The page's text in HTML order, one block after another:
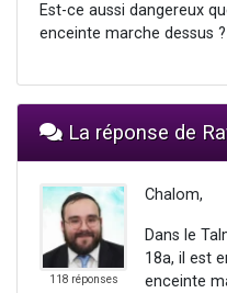
Est-ce aussi dangereux
enceinte marche dessus ?
La réponse de
118 réponses
Chalom,
Dans le
18a, il est
enceinte